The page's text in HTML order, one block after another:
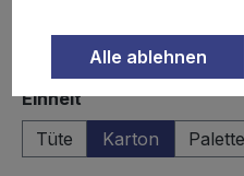
Sofort verfügbar,
Einheitauswählen
Tüte
Karton Palette
Alle ablehnen